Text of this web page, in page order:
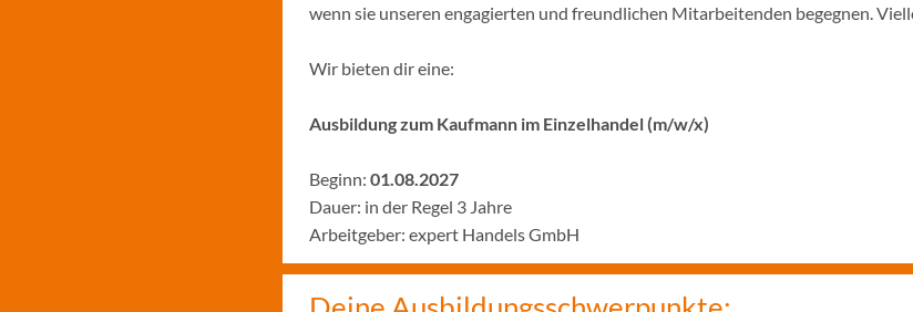
wenn sie unseren engagierten und freundlichen Mitarbeitenden begegnen.
Wir bieten dir eine:
Ausbildung zum Kaufmann im Einzelhandel (m/w/x)
Beginn: 01.08.2027
Dauer: in der Regel 3 Jahre
Arbeitgeber: expert Handels GmbH